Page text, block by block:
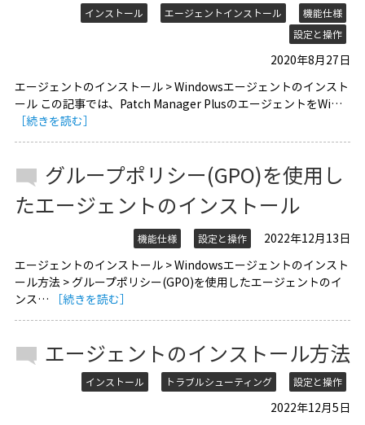
インストール エージェントインストール
機能仕様
設定と操作
2020年8月27日
エージェントのインストール > Windowsエージェントのインスト
ール この記事では、Patch Manager PlusのエージェントをWi…
［続きを読む］
グループポリシー(GPO)を使用し
たエージェントのインストール
機能仕様 設定と操作
2022年12月13日
エージェントのインストール > Windowsエージェントのインスト
ール方法 > グループポリシー(GPO)を使用したエージェントのイ
ンス…
［続きを読む］
エージェントのインストール方法
インストール トラブルシューティング 設定と操作
2022年12月5日